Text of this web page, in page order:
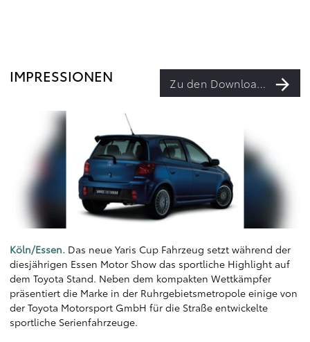
IMPRESSIONEN Zu den Downloads
Köln/Essen. Das neue Yaris Cup Fahrzeug setzt während der
diesjährigen Essen Motor Show das sportliche Highlight auf
dem Toyota Stand. Neben dem kompakten Wettkämpfer
präsentiert die Marke in der Ruhrgebietsmetropole einige von
der Toyota Motorsport GmbH für die Straße entwickelte
sportliche Serienfahrzeuge.